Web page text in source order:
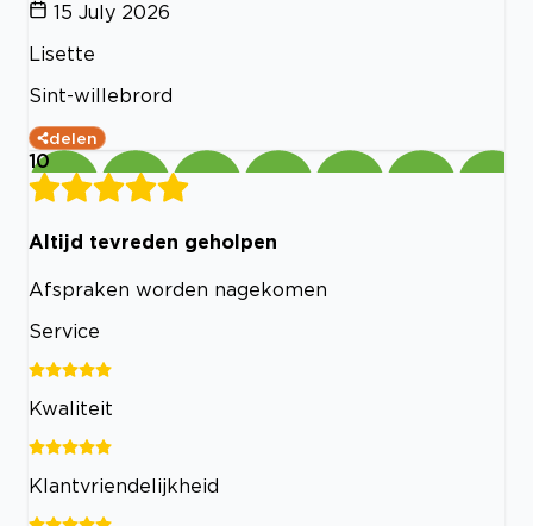
15 July 2026
Lisette
Sint-willebrord
delen
10
Altijd tevreden geholpen
Afspraken worden nagekomen
Service
Kwaliteit
Klantvriendelijkheid